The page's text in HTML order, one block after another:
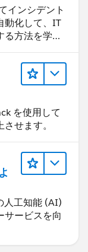
インシデント
動化して、IT
る方法を学習
を使用して
せます。
人工知能 (AI)
サービスを向